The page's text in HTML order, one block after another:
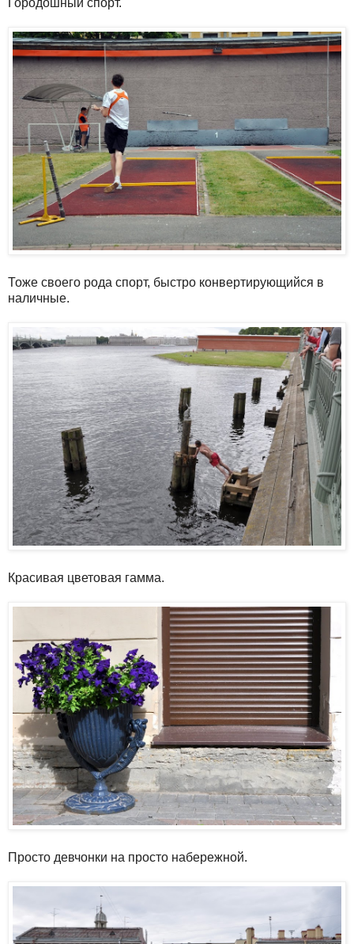
Тоже своего рода спорт, быстро конвертирующийся в
наличные.
Красивая цветовая гамма.
Просто девчонки на просто набережной.